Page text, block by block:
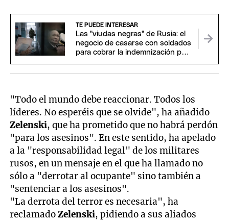
TE PUEDE INTERESAR
Las "viudas negras" de Rusia: el
negocio de casarse con soldados
para cobrar la indemnización por
"Todo el mundo debe reaccionar. Todos los
líderes. No esperéis que se olvide", ha añadido
Zelenski, que ha prometido que no habrá perdón
"para los asesinos". En este sentido, ha apelado
a la "responsabilidad legal" de los militares
rusos, en un mensaje en el que ha llamado no
sólo a "derrotar al ocupante" sino también a
"sentenciar a los asesinos".
"La derrota del terror es necesaria", ha
reclamadoZelenski, pidiendo a sus aliados